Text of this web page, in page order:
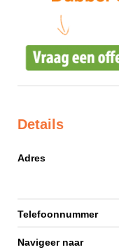
Details
Adres
Telefoonnummer
Navigeer naar